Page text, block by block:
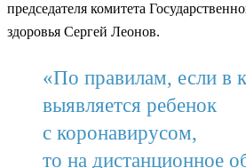
председателя комитета
здоровья Сергей Леонов.
«По правилам, если в
выявляется ребенок
с коронавирусом,
то на дистанционное